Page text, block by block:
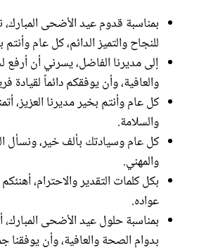
بمناسبة قدوم عيد الأضحى
للنجاح والتميز الدائم، كل عام
إلى مديرنا الفاضل، يسرني أن
والعافية، وأن يوفقكم دائماً لقيادة
كل عام وأنتم بخير مديرنا العزيز،
والسلامة.
كل عام وسيادتك بألف خير، ونسأل
والمهني.
بكل كلمات التقدير والاحترام،
عواده.
بمناسبة حلول عيد الأضحى
بدوام الصحة والعافية، وأن يوفقنا